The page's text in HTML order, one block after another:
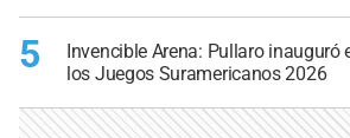
5
Invencible Arena: Pullaro inauguró
los Juegos Suramericanos 2026